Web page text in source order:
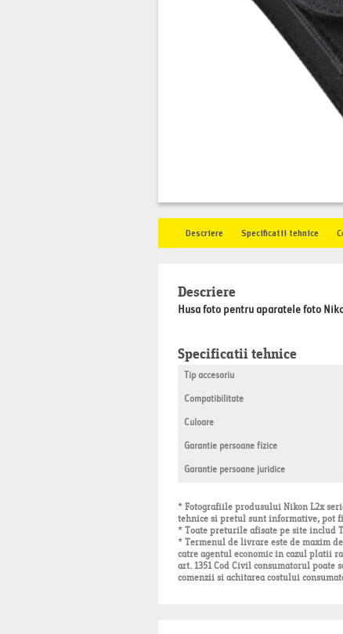
Descriere Specificatii tehnice
Descriere
Husa foto pentru aparatele foto
Specificatii tehnice
Tip accesoriu
Compatibilitate
Culoare
Garantie persoane fizice
Garantie persoane juridice
* Fotografiile produsului Nikon L2x
tehnice si pretul sunt informative, pot
* Toate preturile afisate pe site includ
* Termenul de livrare este de maxim
catre agentul economic in cazul platii
art. 1351 Cod Civil consumatorul
comenzii si achitarea costului